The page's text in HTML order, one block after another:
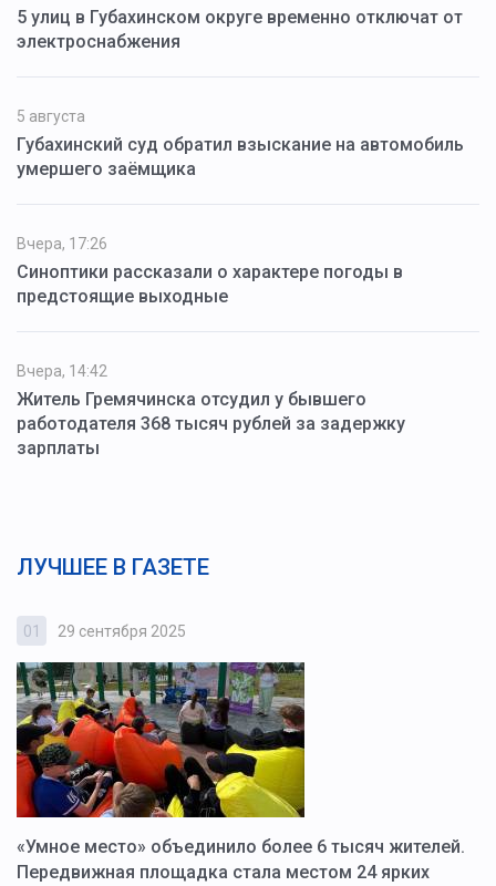
5 улиц в Губахинском округе временно отключат от
электроснабжения
5 августа
Губахинский суд обратил взыскание на автомобиль
умершего заёмщика
Вчера, 17:26
Синоптики рассказали о характере погоды в
предстоящие выходные
Вчера, 14:42
Житель Гремячинска отсудил у бывшего
работодателя 368 тысяч рублей за задержку
зарплаты
ЛУЧШЕЕ В ГАЗЕТЕ
01 29 сентября 2025
«Умное место» объединило более 6 тысяч жителей.
Передвижная площадка стала местом 24 ярких